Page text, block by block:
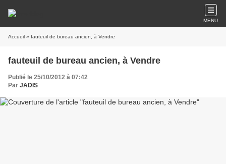
MENU
Accueil » fauteuil de bureau ancien, à Vendre
fauteuil de bureau ancien, à Vendre
Publié le 25/10/2012 à 07:42
Par JADIS